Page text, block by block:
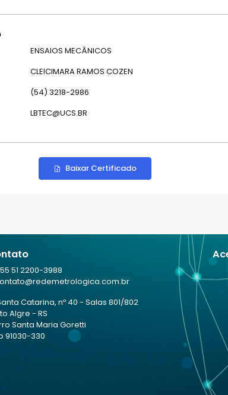
ENSAIOS MECÂNICOS
CLEICIMARA RAMOS COZEN
(54) 3218-2986
LBTEC@UCS.BR
Baixar Certificado
51 2200-3988
Catarina, nº 40 - Salas 801/802
Algre - RS
Santa Maria Goretti
91030-330